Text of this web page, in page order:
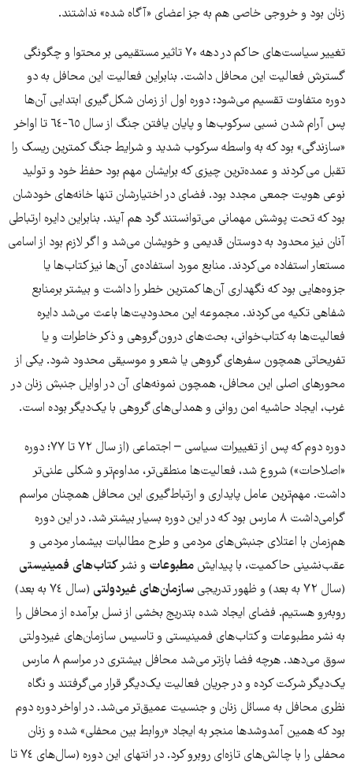
زنان بود و خروجی خاصی هم به جز اعضای «آگاه شده» نداشتند.
تغییر سیاست‌های حاکم در دهه‌ ۷۰ تاثیر مستقیمی بر محتوا و چگونگی
گسترش فعالیت این محافل داشت. بنابراین فعالیت این محافل به دو
دوره متفاوت تقسیم می‌شود: دوره اول از زمان شکل‌گیری ابتدایی آن‌ها
پس آرام شدن نسبی سرکوب‌ها و پایان یافتن جنگ از سال ٦٥-٦٤ تا اواخر
«سازندگی» بود که به واسطه‌ سرکوب شدید و شرایط جنگ کمترین ریسک را
تقبل می‌کردند و عمده‌ترین چیزی که برایشان مهم بود حفظ خود و تولید
نوعی هویت جمعی مجدد بود. فضای در اختیارشان تنها خانه‌های خودشان
بود که تحت پوشش مهمانی می‌توانستند گرد هم آیند. بنابراین دایره‌ ارتباطی
آنان نیز محدود به دوستان قدیمی و خویشان می‌شد و اگر لازم بود از اسامی
مستعار استفاده می‌کردند. منابع مورد استفاده‌ی آن‌ها نیز کتاب‌ها یا
جزوه‌هایی بود که نگهداری آن‌ها کمترین خطر را داشت و بیشتر برمنابع
شفاهی تکیه می‌کردند. مجموعه این محدودیت‌ها باعث می‌شد دایره
فعالیت‌ها به کتاب‌خوانی، بحث‌های درون‌گروهی و ذکر خاطرات و یا
تفریحاتی همچون سفرهای گروهی یا شعر و موسیقی محدود شود. یکی از
محورهای اصلی این محافل، همچون نمونه‌های آن در اوایل جنبش زنان در
غرب، ایجاد حاشیه‌ امن روانی و همدلی‌های گروهی با یک‌دیگر بوده است.
دوره‌ دوم که پس از تغییرات سیاسی – اجتماعی (از سال ٧٢ تا ٧٧؛ دوره‌
«اصلاحات») شروع شد، فعالیت‌ها منطقی‌تر، مداوم‌تر و شکلی علنی‌تر
داشت. مهم‌ترین عامل پایداری و ارتباط‌گیری این محافل همچنان مراسم
گرامی‌داشت ۸ مارس بود که در این دوره بسیار بیشتر شد. در این دوره
هم‌زمان با اعتلای جنبش‌های مردمی و طرح مطالبات بیشمار مردمی و
عقب‌نشینی حاکمیت، با پیدایش مطبوعات و نشرکتاب‌های فمینیستی
(سال ٧٢ به بعد) و ظهور تدریجی
سازمان‌های غیردولتی
(سال ٧٤ به بعد)
روبه‌رو هستیم. فضای ایجاد شده بتدریج بخشی از نسل برآمده از محافل را
به نشر مطبوعات و کتاب‌های فمینیستی و تاسیس‌ سازمان‌های غیردولتی
سوق می‌دهد. هرچه فضا بازتر می‌شد محافل بیشتری در مراسم ۸ مارس
یک‌دیگر شرکت کرده و در جریان فعالیت یک‌دیگر قرار می‌گرفتند و نگاه
نظری محافل به مسائل زنان و جنسیت عمیق‌تر می‌شد. در اواخر دوره دوم
بود که همین آمدوشدها منجر به ایجاد «روابط بین محفلی» شده و زنان
محفلی را با چالش‌های تازه‌ای روبرو کرد. در انتهای این دوره (سال‌های ٧٤ تا